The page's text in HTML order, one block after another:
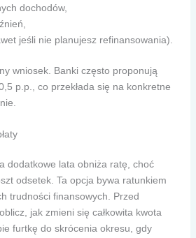
dochodów,
jeśli nie planujesz refinansowania).
wniosek. Banki często proponują
p.p., co przekłada się na konkretne
dodatkowe lata obniża ratę, choć
odsetek. Ta opcja bywa ratunkiem
trudności finansowych. Przed
jak zmieni się całkowita kwota
furtkę do skrócenia okresu, gdy